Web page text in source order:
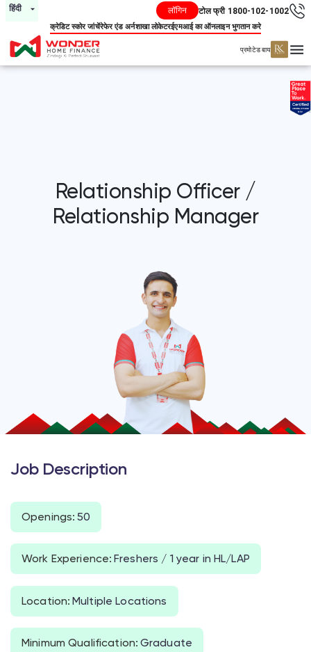
हिंदी लॉगिन टोल फ्री 1800-102-1002
क्रेडिट स्कोर जांचेंरेफेर एंड अर्नशाखा लोकेटरईएमआई का ऑनलाइन भुगतान करे
प्रमोटेड बाय
Relationship Officer /
Relationship Manager
Job Description
Openings: 50
Work Experience: Freshers / 1 year in HL/LAP
Location: Multiple Locations
Minimum Qualification: Graduate